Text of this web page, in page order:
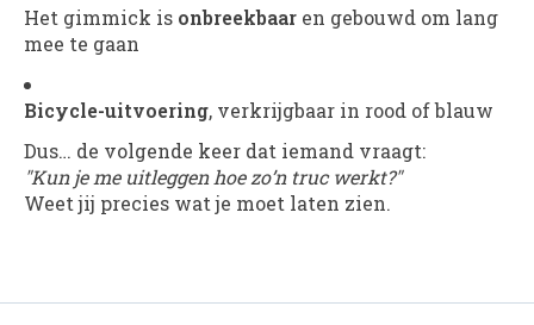
Het gimmick is onbreekbaar en gebouwd om lang
mee te gaan
Bicycle-uitvoering, verkrijgbaar in rood of blauw
Dus… de volgende keer dat iemand vraagt:
"Kun je me uitleggen hoe zo’n truc werkt?"
Weet jij precies wat je moet laten zien.